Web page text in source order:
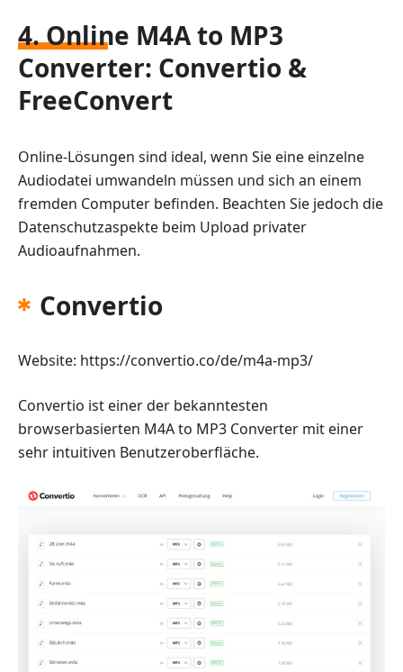
4. Online M4A to MP3
Converter: Convertio &
FreeConvert
Online-Lösungen sind ideal, wenn Sie eine einzelne
Audiodatei umwandeln müssen und sich an einem
fremden Computer befinden. Beachten Sie jedoch die
Datenschutzaspekte beim Upload privater
Audioaufnahmen.
Convertio
Website: https://convertio.co/de/m4a-mp3/
Convertio ist einer der bekanntesten
browserbasierten M4A to MP3 Converter mit einer
sehr intuitiven Benutzeroberfläche.